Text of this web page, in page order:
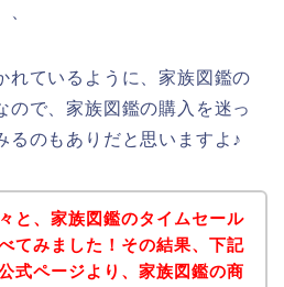
れているように、家族図鑑の
ので、家族図鑑の購入を迷っ
るのもありだと思いますよ♪
と、家族図鑑のタイムセール
てみました！その結果、下記
式ページより、家族図鑑の商